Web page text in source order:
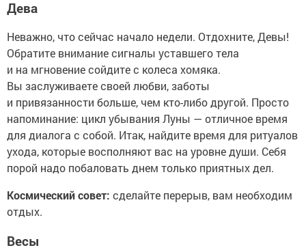
Дева
Неважно, что сейчас начало недели. Отдохните, Девы!
Обратите внимание сигналы уставшего тела
и на мгновение сойдите с колеса хомяка.
Вы заслуживаете своей любви, заботы
и привязанности больше, чем кто-либо другой. Просто
напоминание: цикл убывания Луны — отличное время
для диалога с собой. Итак, найдите время для ритуалов
ухода, которые восполняют вас на уровне души. Себя
порой надо побаловать днем только приятных дел.
Космический совет: сделайте перерыв, вам необходим
отдых.
Весы